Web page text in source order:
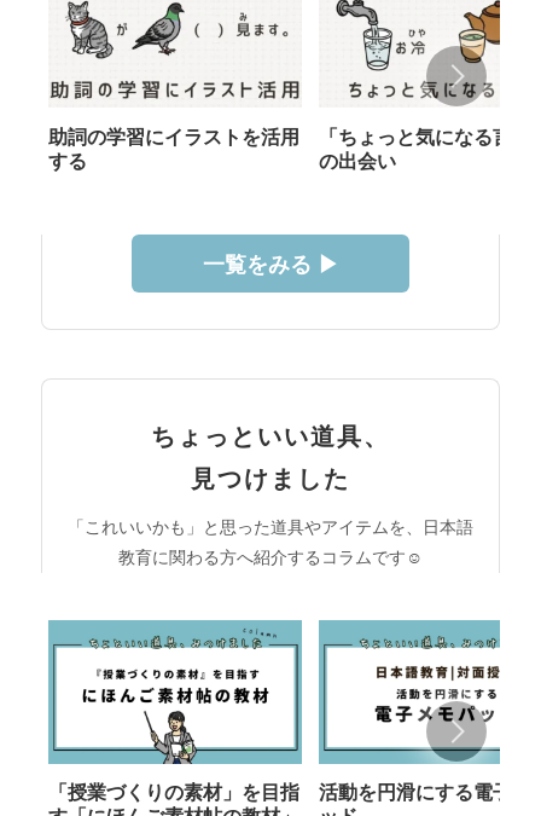
助詞の学習にイラストを活用
する
「ちょっと気になる言葉
の出会い
一覧をみる ▶︎
ちょっといい道具、
見つけました
「これいいかも」と思った道具やアイテムを、日本語
教育に関わる方へ紹介するコラムです☺︎
「授業づくりの素材」を目指
活動を円滑にする電子メ